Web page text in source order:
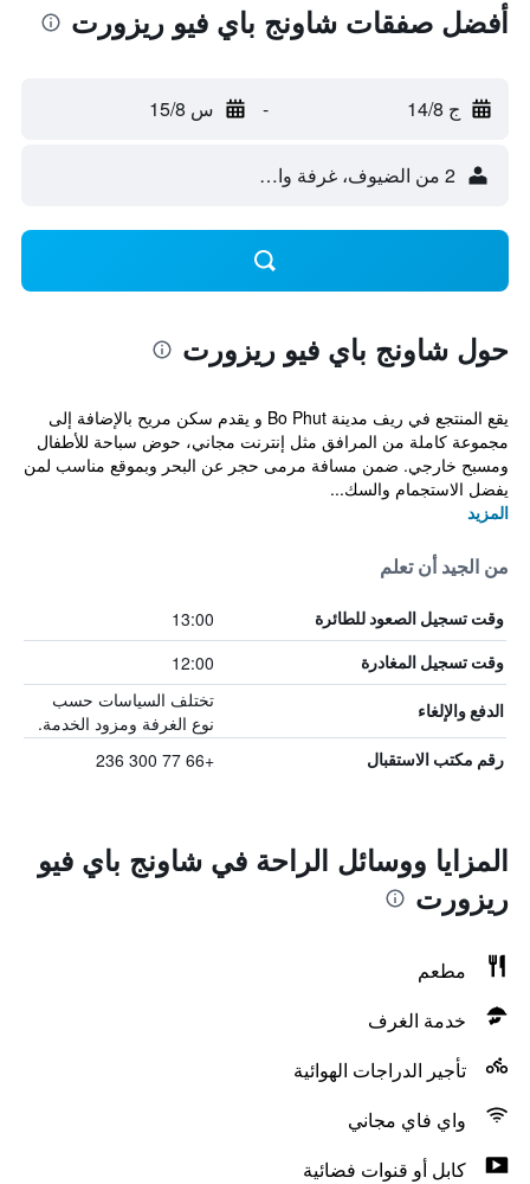
أفضل صفقات شاونج باي فيو ريزورت
ج 14/8 - س 15/8
2 من الضيوف، غرفة واحدة
حول شاونج باي فيو ريزورت
يقع المنتجع في ريف مدينة Bo Phut و يقدم سكن مريح بالإضافة إلى
مجموعة كاملة من المرافق مثل إنترنت مجاني، حوض سباحة للأطفال
ومسبح خارجي. ضمن مسافة مرمى حجر عن البحر وبموقع مناسب لمن
يفضل الاستجمام والسك...
المزيد
من الجيد أن تعلم
وقت تسجيل الصعود للطائرة 13:00
وقت تسجيل المغادرة 12:00
الدفع والإلغاء
تختلف السياسات حسب
نوع الغرفة ومزود الخدمة.
رقم مكتب الاستقبال +66 77 300 236
المزايا ووسائل الراحة في شاونج باي فيو
ريزورت
مطعم
خدمة الغرف
تأجير الدراجات الهوائية
واي فاي مجاني
كابل أو قنوات فضائية